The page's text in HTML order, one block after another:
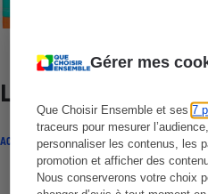
Gérer mes
Que Choisir Ensemble et ses7
traceurs pour mesurer
personnaliser les contenus, les
promotion et afficher des
Nous conserverons votre choix
Lire aussi
ACTUALITÉ